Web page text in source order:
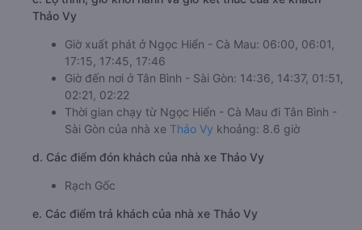
Thảo Vy
Giờ xuất phát ở Ngọc Hiển - Cà Mau: 06:00, 06:01,
17:15, 17:45, 17:46
Giờ đến nơi ở Tân Bình - Sài Gòn: 14:36, 14:37, 01:51,
02:21, 02:22
Thời gian chạy từ Ngọc Hiển - Cà Mau đi Tân Bình -
Sài Gòn của nhà xe Thảo Vy khoảng: 8.6 giờ
d. Các điểm đón khách của nhà xe Thảo Vy
Rạch Gốc
e. Các điểm trả khách của nhà xe Thảo Vy